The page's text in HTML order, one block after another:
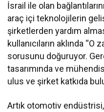
İsrail ile olan
araç içi teknolojilerin
şirketlerden yardım
kullanıcıların aklında “O
sorusunu doğuruyor.
tasarımında ve
ulus ve şirket katkıda
Artık otomotiv